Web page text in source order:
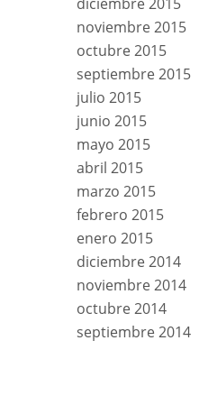
noviembre 2015
octubre 2015
septiembre 2015
julio 2015
junio 2015
mayo 2015
abril 2015
marzo 2015
febrero 2015
enero 2015
diciembre 2014
noviembre 2014
octubre 2014
septiembre 2014